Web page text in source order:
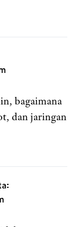
bagaimana
dan jaringan